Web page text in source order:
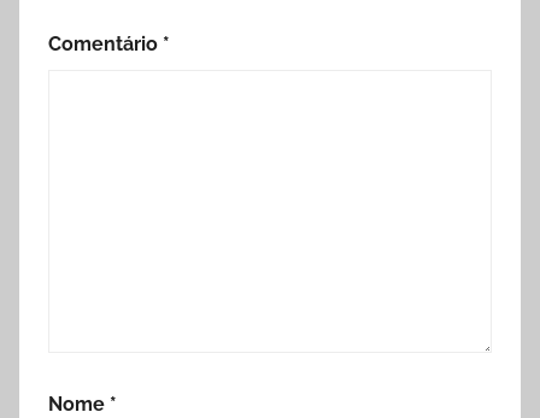
Comentário *
Nome *